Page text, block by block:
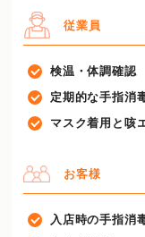
従業員
検温・体調確認
定期的な手指消
マスク着用と咳
お客様
入店時の手指消